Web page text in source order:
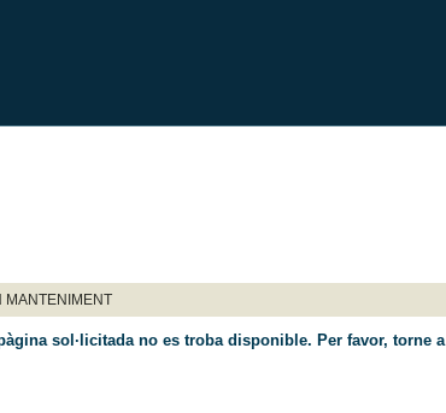
MANTENIMENT
sol·licitada no es troba disponible. Per favor, torne a